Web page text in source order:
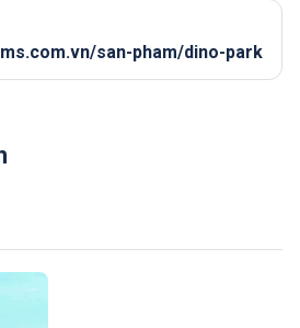
san-pham/dino-park